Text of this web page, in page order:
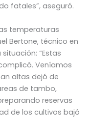
fatales”, aseguró.
temperaturas
Bertone, técnico en
“Estas
Veníamos
altas dejó de
de tambo,
reservas
de los cultivos bajó